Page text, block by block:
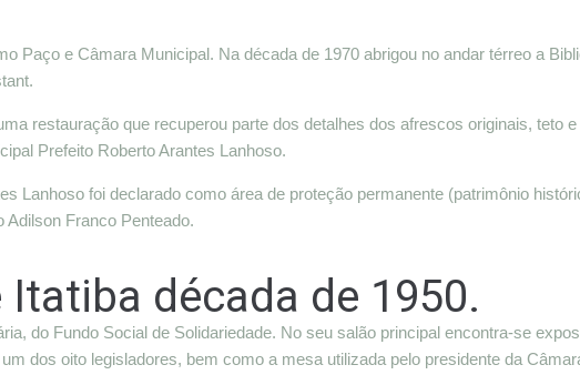
Paço e Câmara Municipal. Na década de 1970 abrigou no andar térreo a
restauração que recuperou parte dos detalhes dos afrescos originais, teto
Prefeito Roberto Arantes Lanhoso.
Lanhoso foi declarado como área de proteção permanente (patrimônio
Adilson Franco Penteado.
década de 1950.
do Fundo Social de Solidariedade. No seu salão principal encontra-se
dos oito legisladores, bem como a mesa utilizada pelo presidente da